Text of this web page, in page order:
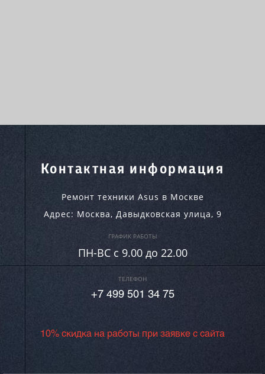
Контактная информация
Ремонт техники Asus в Москве
Адрес: Москва, Давыдковская улица, 9
ГРАФИК РАБОТЫ
ПН-ВC c 9.00 до 22.00
ТЕЛЕФОН
+7 499 501 34 75
10% скидка на работы при заявке с сайта